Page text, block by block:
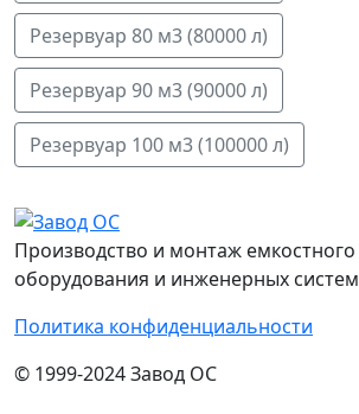
Резервуар 80 м3 (80000 л)
Резервуар 90 м3 (90000 л)
Резервуар 100 м3 (100000 л)
Производство и монтаж емкостного
оборудования и инженерных систем
Политика конфиденциальности
© 1999-2024 Завод ОС